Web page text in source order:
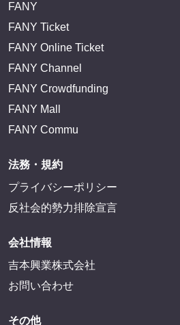
FANY
FANY Ticket
FANY Online Ticket
FANY Channel
FANY Crowdfunding
FANY Mall
FANY Commu
法務・規約
プライバシーポリシー
反社会的勢力排除宣言
会社情報
吉本興業株式会社
お問い合わせ
その他